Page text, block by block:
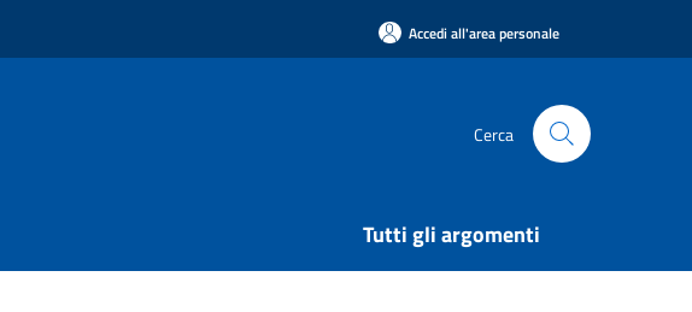
Accedi all'area personale
Cerca
Tutti gli argomenti